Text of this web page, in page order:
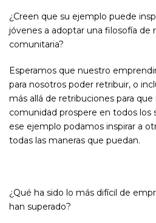
¿Creen que su ejemplo puede
jóvenes a adoptar una filosofía de
comunitaria?
Esperamos que nuestro
para nosotros poder retribuir, o
más allá de retribuciones para que
comunidad prospere en todos los
ese ejemplo podamos inspirar a
todas las maneras que puedan.
¿Qué ha sido lo más difícil de
han superado?